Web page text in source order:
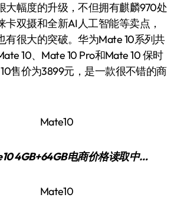
大幅度的升级，不但拥有麒麟970处
卡双摄和全新AI人工智能等卖点，
有很大的突破。华为Mate 10系列共
10、Mate 10 Pro和Mate 10 保时
售价为3899元，是一款很不错的商
4GB+64GB电商价格读取中…